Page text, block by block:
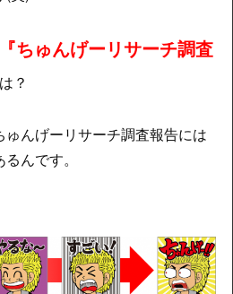
ちゅんげーリサーチ調査
？
んげーリサーチ調査報告には
んです。